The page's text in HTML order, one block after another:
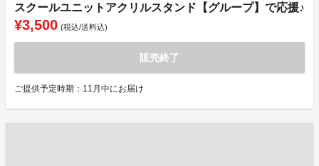
スクールユニットアクリルスタンド【グループ】で応援♪
¥3,500 (税込/送料込)
販売終了
ご提供予定時期：11月中にお届け